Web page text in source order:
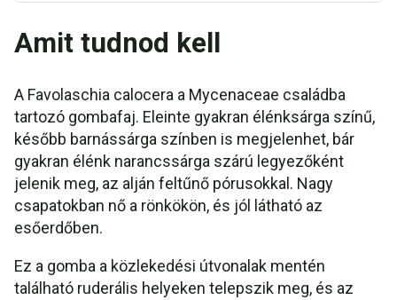
Amit tudnod kell
A Favolaschia calocera a Mycenaceae családba
tartozó gombafaj. Eleinte gyakran élénksárga színű,
később barnássárga színben is megjelenhet, bár
gyakran élénk narancssárga szárú legyezőként
jelenik meg, az alján feltűnő pórusokkal. Nagy
csapatokban nő a rönkökön, és jól látható az
esőerdőben.
Ez a gomba a közlekedési útvonalak mentén
található ruderális helyeken telepszik meg, és az